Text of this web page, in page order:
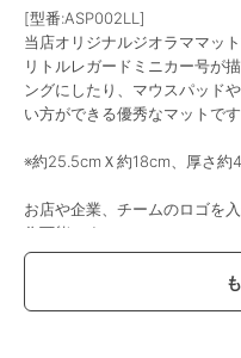
[型番:ASP002LL]
当店オリジナルジオラママット
リトルレガードミニカー号が
ングにしたり、マウスパッド
い方ができる優秀なマットです
※約25.5cmＸ約18cm、厚さ
お店や企業、チームのロゴを
作可能です。
ぜひお問い合せください。
この商品は、不良品のみ返品を